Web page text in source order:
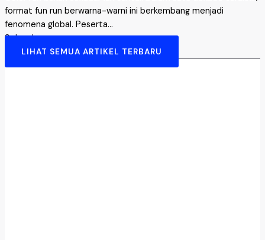
format fun run berwarna-warni ini berkembang menjadi
fenomena global. Peserta...
Selengkapnya →
LIHAT SEMUA ARTIKEL TERBARU